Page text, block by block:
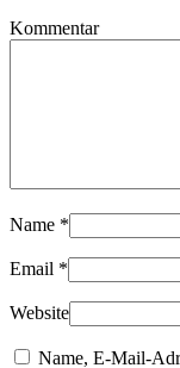
Kommentar
Name *
Email *
Website
Name, E-Mail-